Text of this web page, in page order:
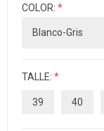
COLOR: *
TALLE: *
39 40